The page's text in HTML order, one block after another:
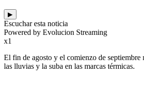
▶
Escuchar esta noticia
Powered by Evolucion Streaming
x1
El fin de agosto y el comienzo de septiembre
las lluvias y la suba en las marcas térmicas.